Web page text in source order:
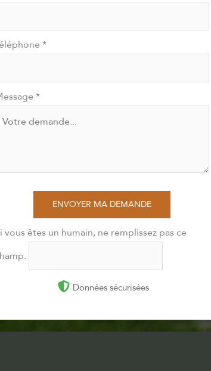
*
*
ENVOYER MA DEMANDE
vous êtes un humain, ne remplissez pas ce
Données sécurisées